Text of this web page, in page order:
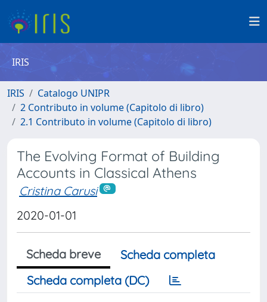
IRIS
IRIS
Catalogo UNIPR
2 Contributo in volume (Capitolo di libro)
2.1 Contributo in volume (Capitolo di libro)
The Evolving Format of Building
Accounts in Classical Athens
Cristina Carusi
2020-01-01
Scheda breve
Scheda completa
Scheda completa (DC)